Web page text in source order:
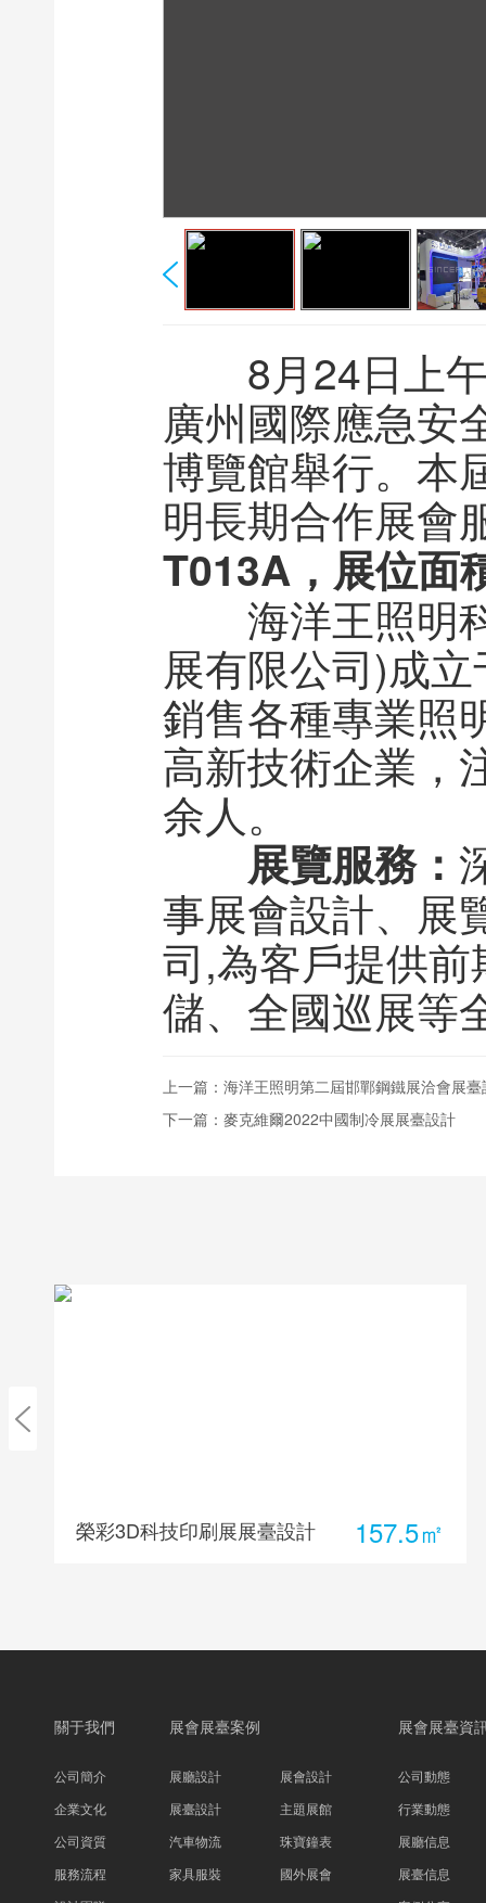
8月24日上午
廣州國際應急安
博覽館舉行。本
明長期合作展會
T013A，展位面
海洋王照明科
展有限公司)成
銷售各種專業照
高新技術企業，
余人。
展覽服務：
事展會設計、展
司,為客戶提供
儲、全國巡展等
上一篇： 海洋王照明第二屆邯鄲鋼鐵展洽會展臺
下一篇： 麥克維爾2022中國制冷展展臺設計
157.5㎡
榮彩3D科技印刷展展臺設計
關于我們
公司簡介
企業文化
公司資質
服務流程
展會展臺案例
展廳設計
展會設計
展臺設計
主題展館
汽車物流
珠寶鐘表
家具服裝
國外展會
展會展臺資
公司動態
行業動態
展廳信息
展臺信息